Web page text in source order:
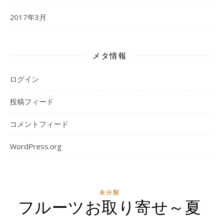
2017年3月
メタ情報
ログイン
投稿フィード
コメントフィード
WordPress.org
未分類
フルーツお取り寄せ～夏